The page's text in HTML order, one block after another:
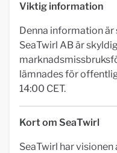
Viktig information
Denna information
SeaTwirl AB är
lämnades för
14:00 CET.
Kort om SeaTwirl
SeaTwirl har